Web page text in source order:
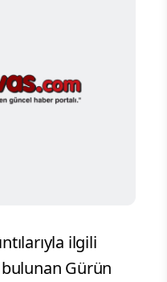
ilgili
Gürün